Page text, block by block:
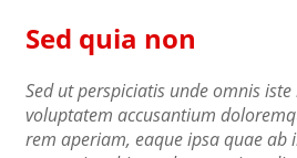
Sed quia non
Sed ut perspiciatis unde omnis
voluptatem accusantium
rem aperiam, eaque ipsa quae ab